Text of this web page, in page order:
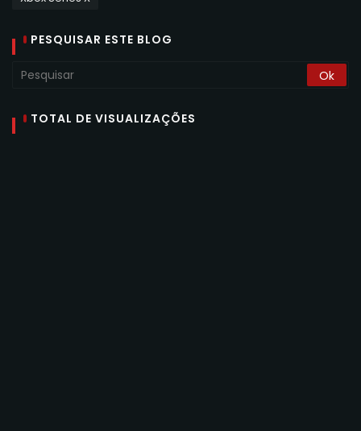
PESQUISAR ESTE BLOG
TOTAL DE VISUALIZAÇÕES